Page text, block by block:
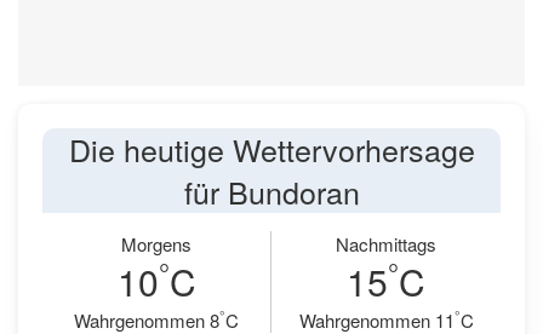
Die heutige Wettervorhersage
für Bundoran
Morgens
10°C
Wahrgenommen 8°C
Nachmittags
15°C
Wahrgenommen 11°C